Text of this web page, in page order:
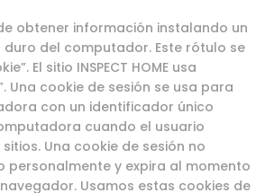
obtener información instalando un
duro del computador. Este rótulo se
El sitio INSPECT HOME usa
Una cookie de sesión se usa para
con un identificador único
cuando el usuario
Una cookie de sesión no
personalmente y expira al momento
Usamos estas cookies de